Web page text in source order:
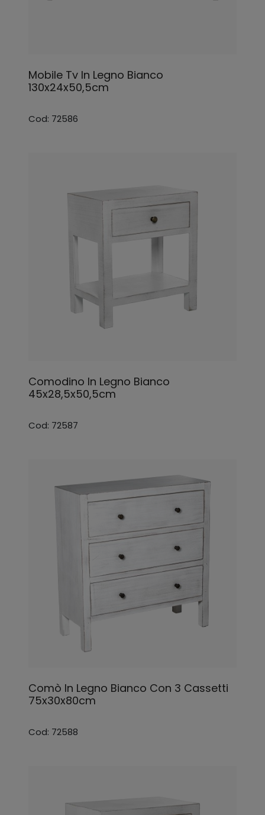
Mobile Tv In Legno Bianco
130x24x50,5cm
Cod: 72586
Comodino In Legno Bianco
45x28,5x50,5cm
Cod: 72587
Comò In Legno Bianco Con 3 Cassetti
75x30x80cm
Cod: 72588